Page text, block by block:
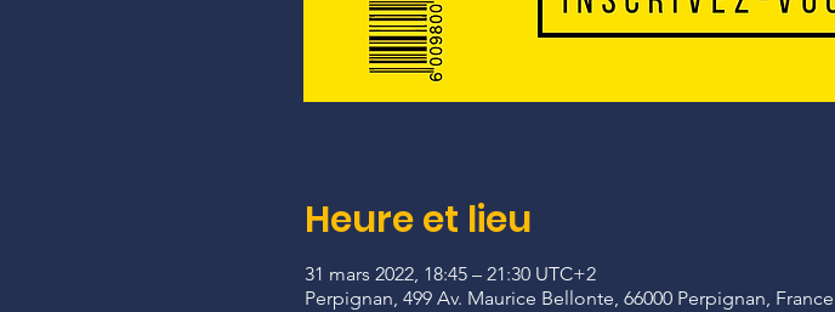
Heure et lieu
31 mars 2022, 18:45 – 21:30 UTC+2
Perpignan, 499 Av. Maurice Bellonte, 66000 Perpignan, France